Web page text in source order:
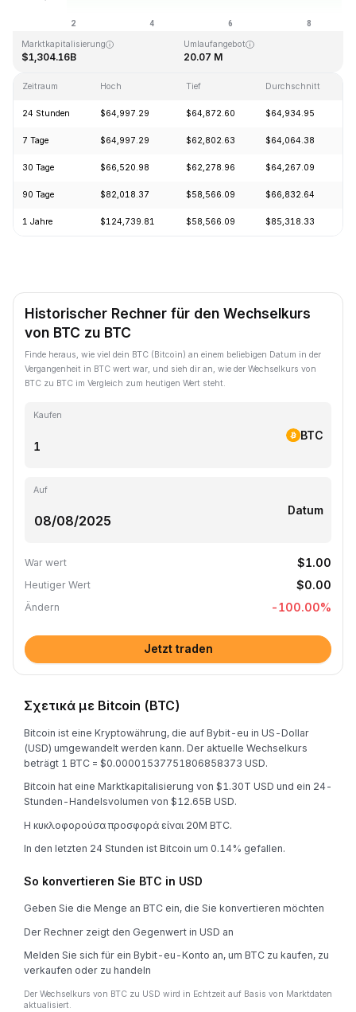
$126,080.00
Marktkapitalisierung
$1,304.16B
Umlaufangebot
20.07 M
Zeitraum Hoch Tief Durchschnitt
24 Stunden $64,997.29 $64,872.60 $64,934.95
7 Tage $64,997.29 $62,802.63 $64,064.38
30 Tage $66,520.98 $62,278.96 $64,267.09
90 Tage $82,018.37 $58,566.09 $66,832.64
1 Jahre $124,739.81 $58,566.09 $85,318.33
Historischer Rechner für den Wechselkurs
von BTC zu BTC
Finde heraus, wie viel dein BTC (Bitcoin) an einem beliebigen Datum in der
Vergangenheit in BTC wert war, und sieh dir an, wie der Wechselkurs von
BTC zu BTC im Vergleich zum heutigen Wert steht.
Kaufen
BTC
Auf
Datum
War wert $1.00
Heutiger Wert $0.00
Ändern -100.00%
Jetzt traden
Σχετικά με Bitcoin (BTC)
Bitcoin ist eine Kryptowährung, die auf Bybit-eu in US-Dollar
(USD) umgewandelt werden kann. Der aktuelle Wechselkurs
beträgt 1 BTC = $0.00001537751806858373 USD.
Bitcoin hat eine Marktkapitalisierung von $1.30T USD und ein 24-
Stunden-Handelsvolumen von $12.65B USD.
Η κυκλοφορούσα προσφορά είναι 20M BTC.
In den letzten 24 Stunden ist Bitcoin um 0.14% gefallen.
So konvertieren Sie BTC in USD
Geben Sie die Menge an BTC ein, die Sie konvertieren möchten
Der Rechner zeigt den Gegenwert in USD an
Melden Sie sich für ein Bybit-eu-Konto an, um BTC zu kaufen, zu
verkaufen oder zu handeln
Der Wechselkurs von BTC zu USD wird in Echtzeit auf Basis von Marktdaten
aktualisiert.